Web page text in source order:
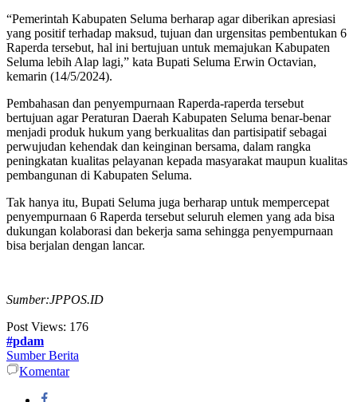
“Pemerintah Kabupaten Seluma berharap agar diberikan apresiasi
yang positif terhadap maksud, tujuan dan urgensitas pembentukan 6
Raperda tersebut, hal ini bertujuan untuk memajukan Kabupaten
Seluma lebih Alap lagi,” kata Bupati Seluma Erwin Octavian,
kemarin (14/5/2024).
Pembahasan dan penyempurnaan Raperda-raperda tersebut
bertujuan agar Peraturan Daerah Kabupaten Seluma benar-benar
menjadi produk hukum yang berkualitas dan partisipatif sebagai
perwujudan kehendak dan keinginan bersama, dalam rangka
peningkatan kualitas pelayanan kepada masyarakat maupun kualitas
pembangunan di Kabupaten Seluma.
Tak hanya itu, Bupati Seluma juga berharap untuk mempercepat
penyempurnaan 6 Raperda tersebut seluruh elemen yang ada bisa
dukungan kolaborasi dan bekerja sama sehingga penyempurnaan
bisa berjalan dengan lancar.
Sumber:JPPOS.ID
Post Views: 176
#pdam
Sumber Berita
Komentar